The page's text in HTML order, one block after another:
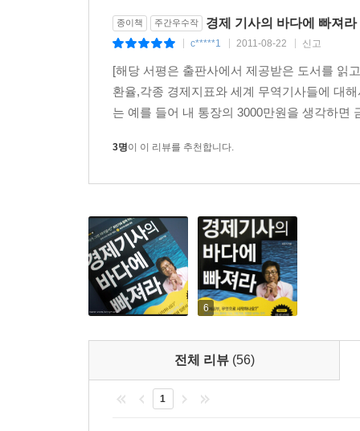
06 대세 상승/대세 하락 각 주식 장세에 자주 나오
07 모았다, 신문에 자주 등장하는 기사
「여기서 잠깐」 주식을 성격별로 분류해 보면
08 주식기사를 읽을 때 필요한 기술적 분석
09 신문에 이런 기사 자주 나오면 하락 신호다
11 어닝 시즌에 자주 나오는 기사
14 기업 인수·합병 기사에 자주 나오는 용어
8장 금융시장을 읽는 필수지식, 선물/옵션 기사
[예비강의] 나는 선물/옵션 투자를 안하는데 왜 알
01 주식시황 기사를 읽기 위한 선물의 기초
「여기서 잠깐」 선물 만기일에 프로그램 매수차
외환 등 자산시장에 어떤 영향을 미쳤는지를 추
했으며, 이후 일반인들이 어떻게 대응해야 하는
“머리에 쏙쏙 들어온 경제기사 지식, 바로 활용할
4. 풍부한 기사, 그림 자료, 현장감 넘치는 해설
빠져라」는 1997년 IMF 외환위기 직전부터 금융
있도록 했다. 이로 인해 이 책을 읽고 나면 각 시
파악할 수 있게 될 것이다. 또한 어려운 경제지
경제기사가 쉬워질 것이며 경제의 큰 흐름을 쉽게
추천사
생존의 문제일 뿐만 아니라 세계화를 극복할 수
최진기의 글은 항상 편하다. 결코 쉬운 이야기
종이책 주간우수작 경제 기사의 바다에 빠져라
c*****1 2011-08-22 신고
[해당 서평은 출판사에서 제공받은 도서를 읽
환율,각종 경제지표와 세계 무역기사들에 대
는 예를 들어 내 통장의 3000만원을 생각하면
3명이 이 리뷰를 추천합니다.
6
전체 리뷰 (56)
1